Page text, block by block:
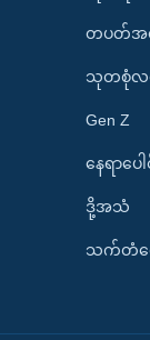
တပတ်အတွ
သုတစုံလ
Gen Z
နေရာပေ
ဒို့အသံ
သက်တံရ